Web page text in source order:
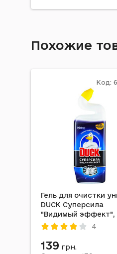
Похожие
Гель для очистки
DUCK Суперсила
"Видимый эффект",
мл
4
Код:
139 грн.